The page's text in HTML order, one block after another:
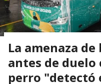
La amenaza
antes de
perro "detectó